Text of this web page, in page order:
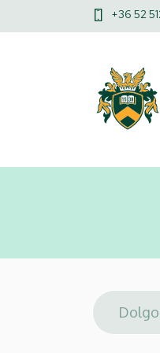
Debreceni
Egyetem
Kossuth
Általános
a
Felső
menü
+36 52